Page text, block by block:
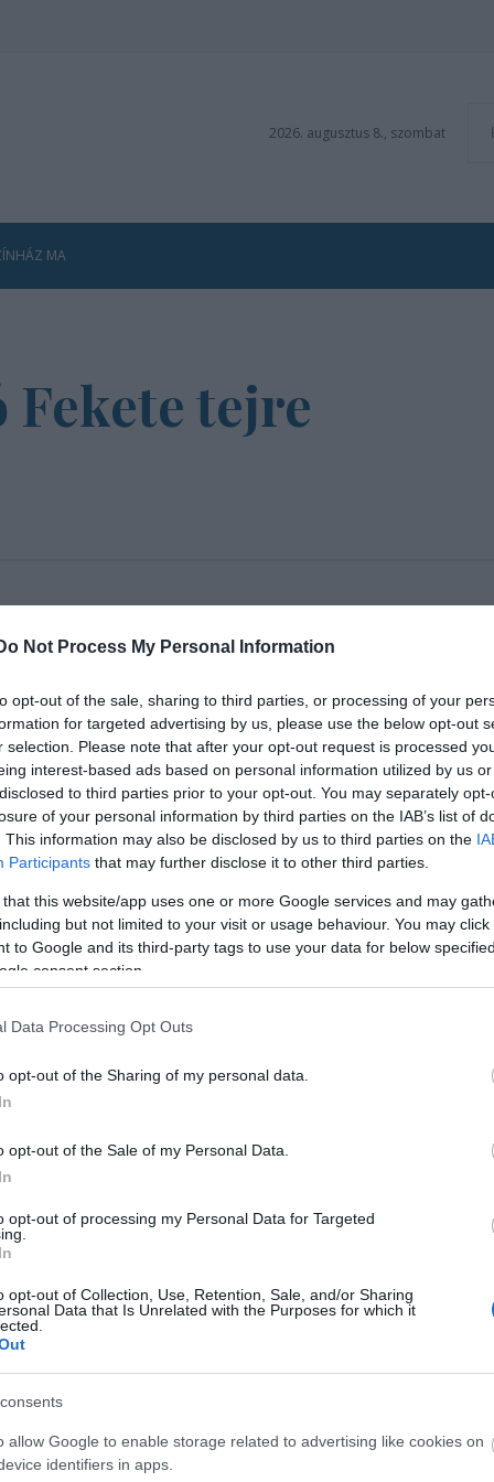
Not Process My Personal Information
opt-out of the sale, sharing to third parties, or processing of your
for targeted advertising by us, please use the below opt-out
selection. Please note that after your opt-out request is processed
interest-based ads based on personal information utilized by us
to third parties prior to your opt-out. You may separately
of your personal information by third parties on the IAB’s list of
This information may also be disclosed by us to third parties on the
Participants that may further disclose it to other third parties.
that this website/app uses one or more Google services and may
but not limited to your visit or usage behaviour. You may
to Google and its third-party tags to use your data for below
consent section.
Data Processing Opt Outs
opt-out of the Sharing of my personal data.
opt-out of the Sale of my Personal Data.
opt-out of processing my Personal Data for Targeted
opt-out of Collection, Use, Retention, Sale, and/or Sharing
Data that Is Unrelated with the Purposes for which it
allow Google to enable storage related to advertising like cookies on
identifiers in apps.
2026. augusztus 8., szombat
MA
Fekete tejre
látható a Kamrában a Fekete tej címû
A nagy érdeklõdésre való tekintettel a
ki azok között, akik bárhogy szerettek volna,
belépõket azok között fogjuk kisorsolni, akik
nekünk egy e-mailt afeketetej@szinhaz.hu
10-ig e-mailben értesítik.Színlap>>
téren
felemelő érzés"
üzemeltetője
forduljon a blog szerkesztőjéhez. Részletek aFelhasználási feltételekben